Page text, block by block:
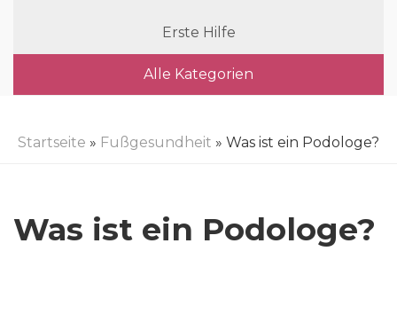
Erste Hilfe
Alle Kategorien
Startseite » Fußgesundheit » Was ist ein Podologe?
Was ist ein Podologe?